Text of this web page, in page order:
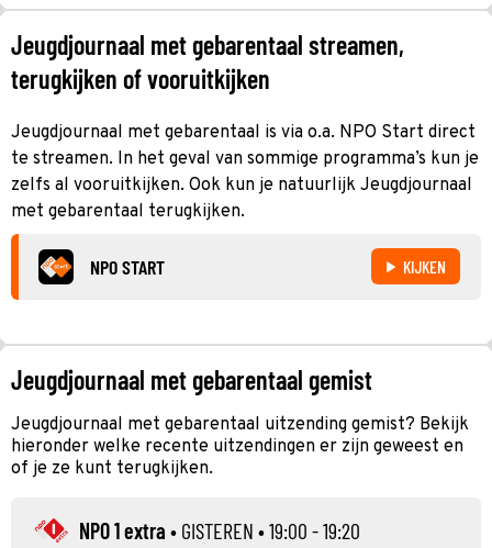
Jeugdjournaal met gebarentaal streamen,
terugkijken of vooruitkijken
Jeugdjournaal met gebarentaal is via o.a. NPO Start direct
te streamen. In het geval van sommige programma’s kun je
zelfs al vooruitkijken. Ook kun je natuurlijk Jeugdjournaal
met gebarentaal terugkijken.
NPO START KIJKEN
Jeugdjournaal met gebarentaal gemist
Jeugdjournaal met gebarentaal uitzending gemist? Bekijk
hieronder welke recente uitzendingen er zijn geweest en
of je ze kunt terugkijken.
NPO 1 extra • GISTEREN • 19:00 - 19:20